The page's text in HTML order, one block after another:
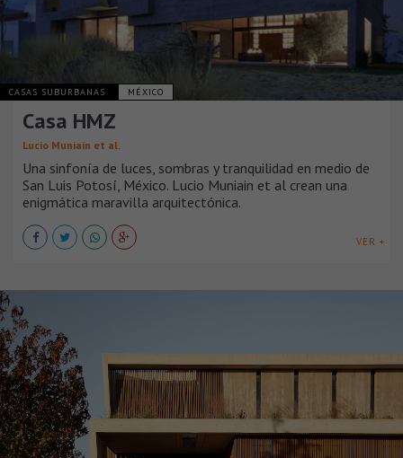
CASAS SUBURBANAS MÉXICO
Casa HMZ
Lucio Muniain et al.
Una sinfonía de luces, sombras y tranquilidad en medio de
San Luis Potosí, México. Lucio Muniain et al crean una
enigmática maravilla arquitectónica.
VER +